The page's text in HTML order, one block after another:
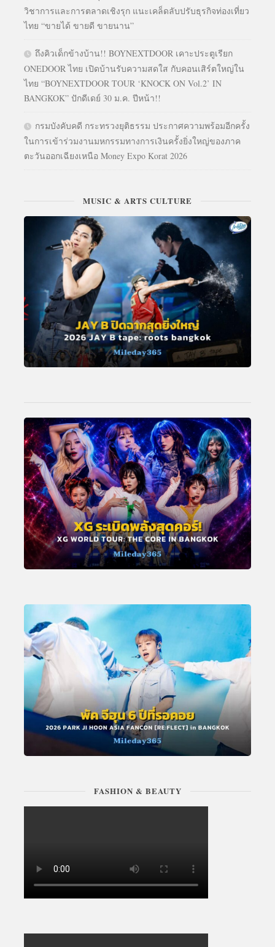
วิชาการและการตลาดเชิงรุก แนะเคล็ดลับปรับธุรกิจท่องเที่ยว
ไทย “ขายได้ ขายดี ขายนาน”
ถึงคิวเด็กข้างบ้าน!! BOYNEXTDOOR เคาะประตูเรียก
ONEDOOR ไทย เปิดบ้านรับความสดใส กับคอนเสิร์ตใหญ่ใน
ไทย “BOYNEXTDOOR TOUR ‘KNOCK ON Vol.2’ IN
BANGKOK” ปักดีเดย์ 30 ม.ค. ปีหน้า!!
กรมบังคับคดี กระทรวงยุติธรรม ประกาศความพร้อมอีกครั้ง
ในการเข้าร่วมงานมหกรรมทางการเงินครั้งยิ่งใหญ่ของภาค
ตะวันออกเฉียงเหนือ Money Expo Korat 2026
MUSIC & ARTS CULTURE
FASHION & BEAUTY